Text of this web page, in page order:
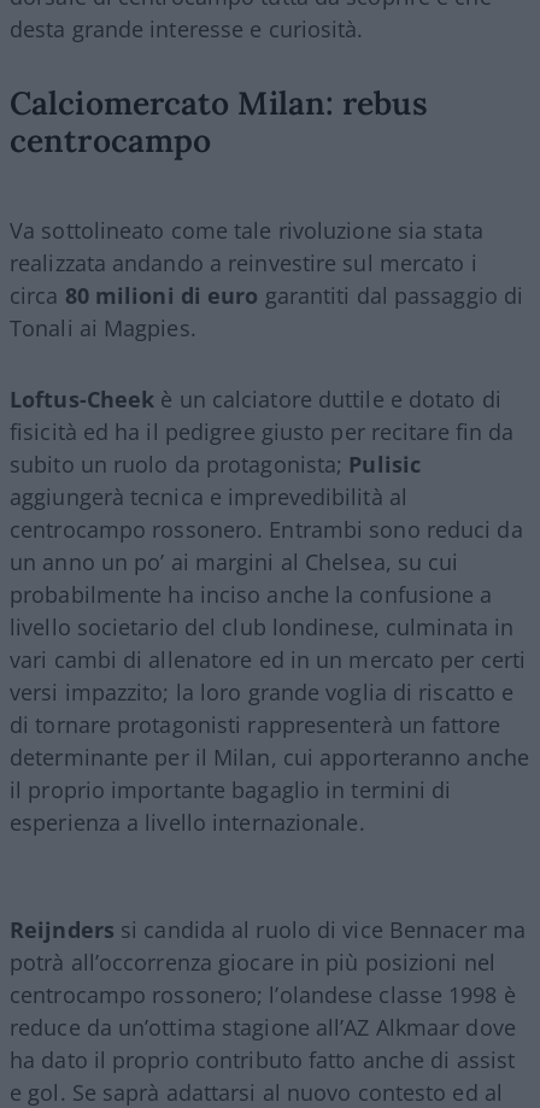
desta grande interesse e curiosità.
Calciomercato Milan: rebus
centrocampo
Va sottolineato come tale rivoluzione sia stata
realizzata andando a reinvestire sul mercato i
circa 80 milioni di euro garantiti dal passaggio di
Tonali ai Magpies.
Loftus-Cheek è un calciatore duttile e dotato di
fisicità ed ha il pedigree giusto per recitare fin da
subito un ruolo da protagonista; Pulisic
aggiungerà tecnica e imprevedibilità al
centrocampo rossonero. Entrambi sono reduci da
un anno un po’ ai margini al Chelsea, su cui
probabilmente ha inciso anche la confusione a
livello societario del club londinese, culminata in
vari cambi di allenatore ed in un mercato per certi
versi impazzito; la loro grande voglia di riscatto e
di tornare protagonisti rappresenterà un fattore
determinante per il Milan, cui apporteranno anche
il proprio importante bagaglio in termini di
esperienza a livello internazionale.
Reijnders si candida al ruolo di vice Bennacer ma
potrà all’occorrenza giocare in più posizioni nel
centrocampo rossonero; l’olandese classe 1998 è
reduce da un’ottima stagione all’AZ Alkmaar dove
ha dato il proprio contributo fatto anche di assist
e gol. Se saprà adattarsi al nuovo contesto ed al